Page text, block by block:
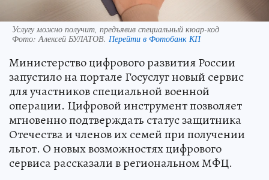
Услугу можно получит, предъявив специальный кюар-код
Фото: Алексей БУЛАТОВ. Перейти в Фотобанк КП
Министерство цифрового развития России
запустило на портале Госуслуг новый сервис
для участников специальной военной
операции. Цифровой инструмент позволяет
мгновенно подтверждать статус защитника
Отечества и членов их семей при получении
льгот. О новых возможностях цифрового
сервиса рассказали в региональном МФЦ.